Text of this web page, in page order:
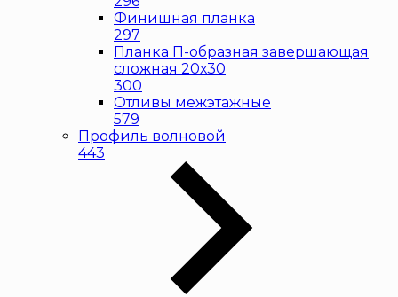
Финишная планка
297
Планка П-образная завершающая
сложная 20х30
300
Отливы межэтажные
579
Профиль волновой
443